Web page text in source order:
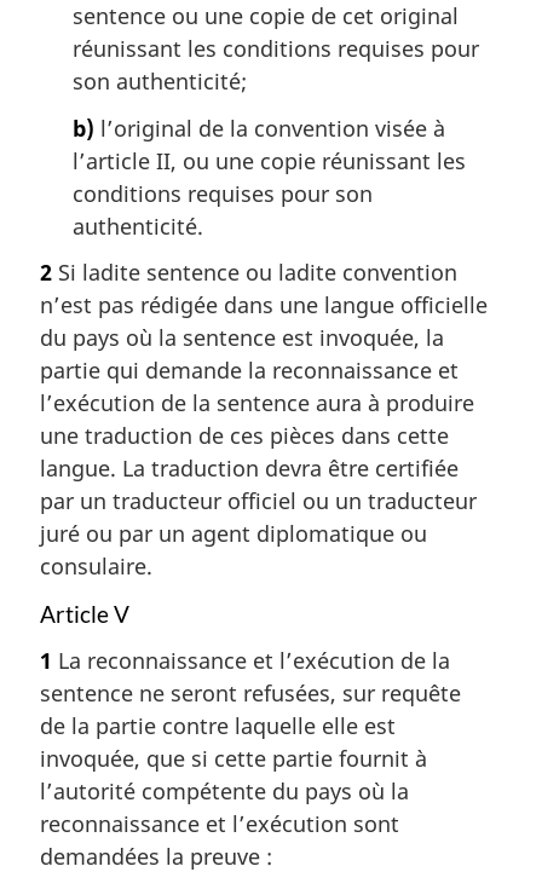
sentence ou une copie de cet original
réunissant les conditions requises pour
son authenticité;
b) l’original de la convention visée à
l’article II, ou une copie réunissant les
conditions requises pour son
authenticité.
2 Si ladite sentence ou ladite convention
n’est pas rédigée dans une langue officielle
du pays où la sentence est invoquée, la
partie qui demande la reconnaissance et
l’exécution de la sentence aura à produire
une traduction de ces pièces dans cette
langue. La traduction devra être certifiée
par un traducteur officiel ou un traducteur
juré ou par un agent diplomatique ou
consulaire.
Article V
1 La reconnaissance et l’exécution de la
sentence ne seront refusées, sur requête
de la partie contre laquelle elle est
invoquée, que si cette partie fournit à
l’autorité compétente du pays où la
reconnaissance et l’exécution sont
demandées la preuve :